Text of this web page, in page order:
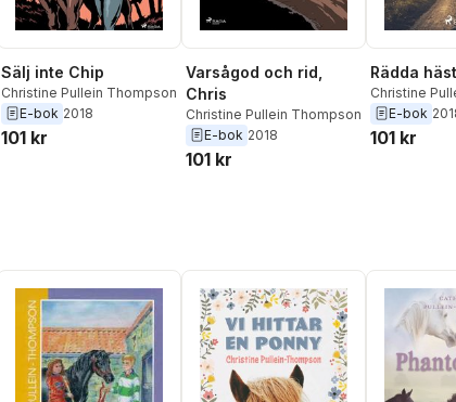
Sälj inte Chip
Christine Pullein Thompson
E-bok 2018
101 kr
Varsågod och rid,
Chris
Christine Pullein Thompson
E-bok 2018
101 kr
Rädda
Christine
E-bok
101 kr